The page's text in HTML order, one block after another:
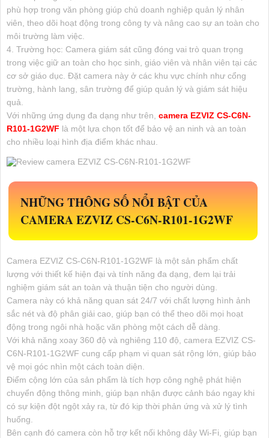
phù hợp trong văn phòng giúp chủ doanh nghiệp quản lý nhân
viên, theo dõi hoạt động trong công ty và nâng cao sự an toàn cho
môi trường làm việc.
4. Trường học: Camera giám sát cũng đóng vai trò quan trọng
trong việc giữ an toàn cho học sinh, giáo viên và nhân viên tại các
cơ sở giáo dục. Đặt camera này ở các khu vực chính như cổng
trường, hành lang, sân trường để giúp quản lý và giám sát hiệu
quả.
Với những ứng dụng đa dạng như trên, camera EZVIZ CS-C6N-
R101-1G2WF là một lựa chọn tốt để bảo vệ an ninh và an toàn
cho nhiều loại hình địa điểm khác nhau.
NHỮNG THÔNG SỐ NỔI BẬT CỦA
CAMERA EZVIZ CS-C6N-R101-1G2WF
Camera EZVIZ CS-C6N-R101-1G2WF là một sản phẩm chất
lượng với thiết kế hiện đại và tính năng đa dạng, đem lại trải
nghiệm giám sát an toàn và thuận tiện cho người dùng.
Camera này có khả năng quan sát 24/7 với chất lượng hình ảnh
sắc nét và độ phân giải cao, giúp bạn có thể theo dõi mọi hoạt
động trong ngôi nhà hoặc văn phòng một cách dễ dàng.
Với khả năng xoay 360 độ và nghiêng 110 độ, camera EZVIZ CS-
C6N-R101-1G2WF cung cấp phạm vi quan sát rộng lớn, giúp bảo
vệ mọi góc nhìn một cách toàn diện.
Điểm cộng lớn của sản phẩm là tích hợp công nghệ phát hiện
chuyển động thông minh, giúp bạn nhận được cảnh báo ngay khi
có sự kiện đột ngột xảy ra, từ đó kịp thời phản ứng và xử lý tình
huống.
Bên cạnh đó camera còn hỗ trợ kết nối không dây Wi-Fi, giúp bạn